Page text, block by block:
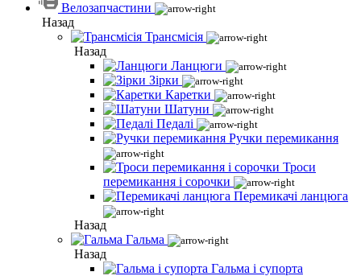
Велозапчастини
Назад
Трансмісія
Назад
Ланцюги
Зірки
Каретки
Шатуни
Педалі
Ручки перемикання
Троси
перемикання і сорочки
Перемикачі ланцюга
Назад
Гальма
Назад
Гальма і супорта